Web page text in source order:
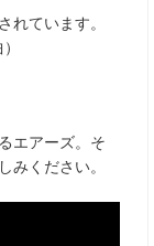
れています。
エアーズ。そ
みください。